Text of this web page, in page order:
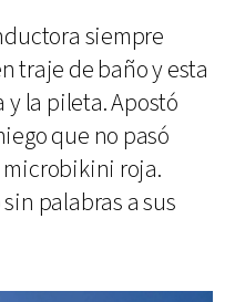
siempre
traje de baño y esta
y la pileta. Apostó
que no pasó
roja.
palabras a sus